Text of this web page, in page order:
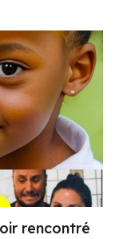
rencontré